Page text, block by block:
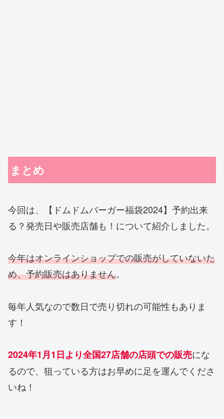
まとめ
今回は、【ドムドムバーガー福袋2024】予約出来
る？発売日や販売店舗も！について紹介しました。
今年はオンラインショップでの販売がしていないた
め、予約販売はありません。
毎年人気なので数日で売り切れの可能性もありま
す！
2024年1月1日より全国27店舗の店頭での販売にな
るので、狙っている方はお早めに足を運んでくださ
いね！